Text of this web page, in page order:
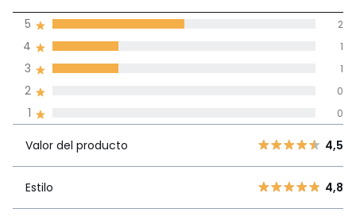
4
Valor del
4,8
1 0
2 0
3 1
4 1
5 2
Valor del producto 4,5
Estilo 4,8